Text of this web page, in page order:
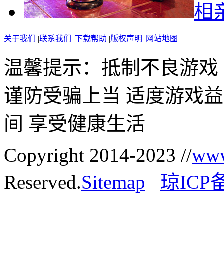
相
关于我们 |联系我们 |下载帮助 |版权声明 | 网站地图
温馨提示：抵制不良游
谨防受骗上当 适度游戏
间 享受健康生活
Copyright 2014-2023 //
Reserved.Sitemap 琼ICP